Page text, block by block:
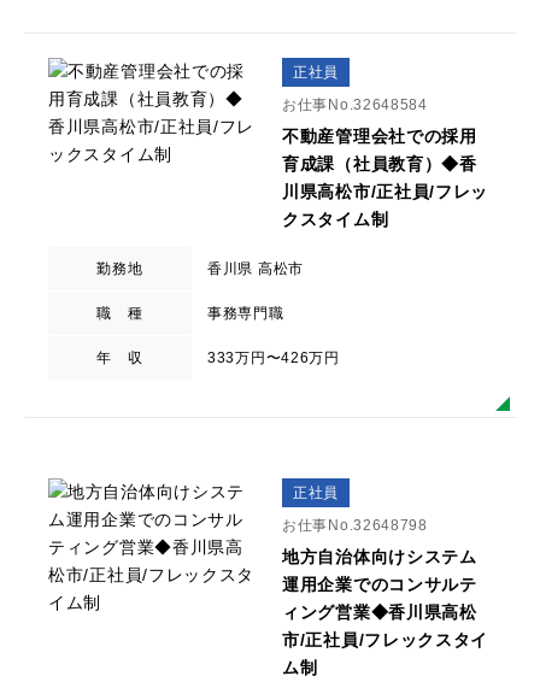
正社員
お仕事No.32648584
不動産管理会社での採用
育成課（社員教育）◆香
川県高松市/正社員/フレッ
クスタイム制
勤務地 香川県 高松市
職 種 事務専門職
年 収 333万円〜426万円
正社員
お仕事No.32648798
地方自治体向けシステム
運用企業でのコンサルテ
ィング営業◆香川県高松
市/正社員/フレックスタイ
ム制